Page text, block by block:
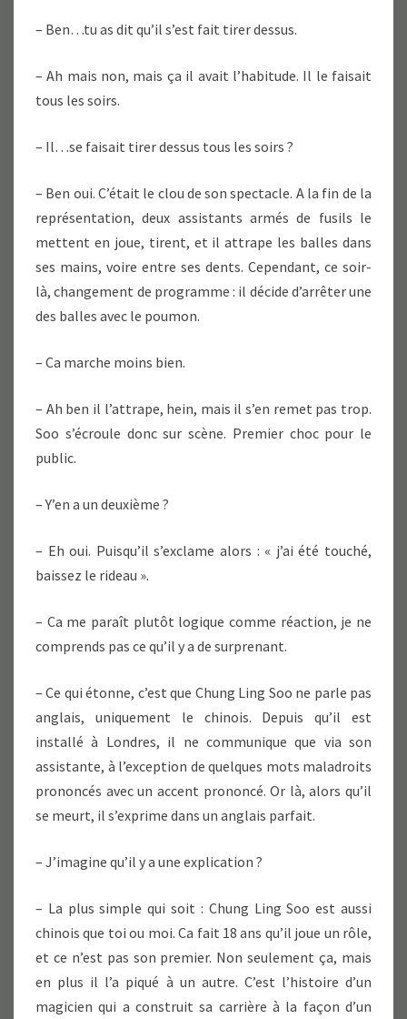
– Ben…tu as dit qu’il s’est fait tirer dessus.
– Ah mais non, mais ça il avait l’habitude. Il le faisait
tous les soirs.
– Il…se faisait tirer dessus tous les soirs ?
– Ben oui. C’était le clou de son spectacle. A la fin de la
représentation, deux assistants armés de fusils le
mettent en joue, tirent, et il attrape les balles dans
ses mains, voire entre ses dents. Cependant, ce soir-
là, changement de programme : il décide d’arrêter une
des balles avec le poumon.
– Ca marche moins bien.
– Ah ben il l’attrape, hein, mais il s’en remet pas trop.
Soo s’écroule donc sur scène. Premier choc pour le
public.
– Y’en a un deuxième ?
– Eh oui. Puisqu’il s’exclame alors : « j’ai été touché,
baissez le rideau ».
– Ca me paraît plutôt logique comme réaction, je ne
comprends pas ce qu’il y a de surprenant.
– Ce qui étonne, c’est que Chung Ling Soo ne parle pas
anglais, uniquement le chinois. Depuis qu’il est
installé à Londres, il ne communique que via son
assistante, à l’exception de quelques mots maladroits
prononcés avec un accent prononcé. Or là, alors qu’il
se meurt, il s’exprime dans un anglais parfait.
– J’imagine qu’il y a une explication ?
– La plus simple qui soit : Chung Ling Soo est aussi
chinois que toi ou moi. Ca fait 18 ans qu’il joue un rôle,
et ce n’est pas son premier. Non seulement ça, mais
en plus il l’a piqué à un autre. C’est l’histoire d’un
magicien qui a construit sa carrière à la façon d’un